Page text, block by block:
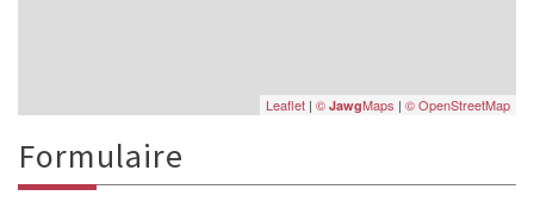
Leaflet | © JawgMaps | © OpenStreetMap
formulaire